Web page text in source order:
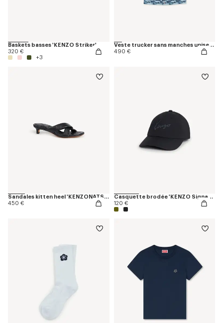
Baskets basses 'KENZO Striker'
320 €
+3
Veste trucker sans manches unisexe 'KENZO Badges' en denim japonais
490 €
Sandales kitten heel 'KENZONATSU' en cuir
450 €
Casquette brodée 'KENZO Signature'
120 €